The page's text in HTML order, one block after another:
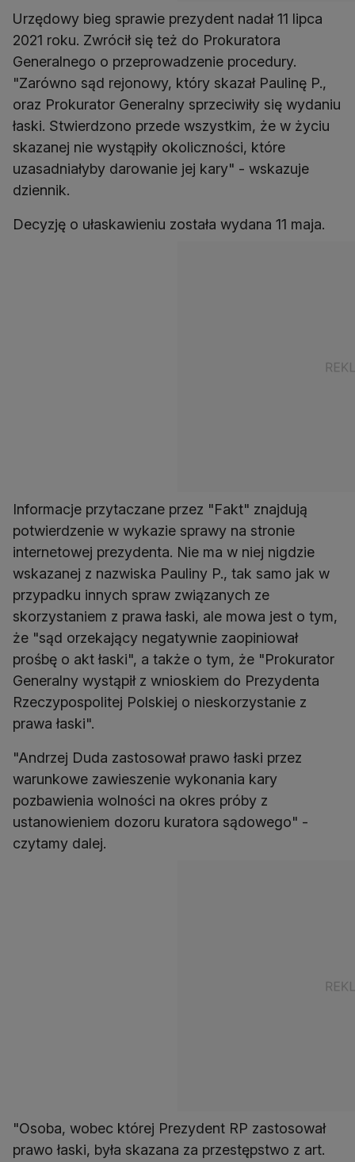
Urzędowy bieg sprawie prezydent nadał 11 lipca
2021 roku. Zwrócił się też do Prokuratora
Generalnego o przeprowadzenie procedury.
"Zarówno sąd rejonowy, który skazał Paulinę P.,
oraz Prokurator Generalny sprzeciwiły się wydaniu
łaski. Stwierdzono przede wszystkim, że w życiu
skazanej nie wystąpiły okoliczności, które
uzasadniałyby darowanie jej kary" - wskazuje
dziennik.
Decyzję o ułaskawieniu została wydana 11 maja.
Informacje przytaczane przez "Fakt" znajdują
potwierdzenie w wykazie sprawy na stronie
internetowej prezydenta. Nie ma w niej nigdzie
wskazanej z nazwiska Pauliny P., tak samo jak w
przypadku innych spraw związanych ze
skorzystaniem z prawa łaski, ale mowa jest o tym,
że "sąd orzekający negatywnie zaopiniował
prośbę o akt łaski", a także o tym, że "Prokurator
Generalny wystąpił z wnioskiem do Prezydenta
Rzeczypospolitej Polskiej o nieskorzystanie z
prawa łaski".
"Andrzej Duda zastosował prawo łaski przez
warunkowe zawieszenie wykonania kary
pozbawienia wolności na okres próby z
ustanowieniem dozoru kuratora sądowego" -
czytamy dalej.
"Osoba, wobec której Prezydent RP zastosował
prawo łaski, była skazana za przestępstwo z art.